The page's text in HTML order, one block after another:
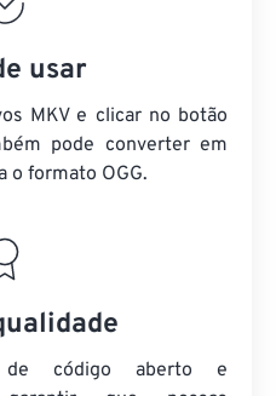
usar
MKV e clicar no botão
pode converter em
o formato OGG.
de código aberto e